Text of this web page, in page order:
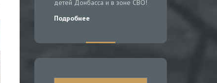
детей Донбасса и в зоне СВО!
Подробнее